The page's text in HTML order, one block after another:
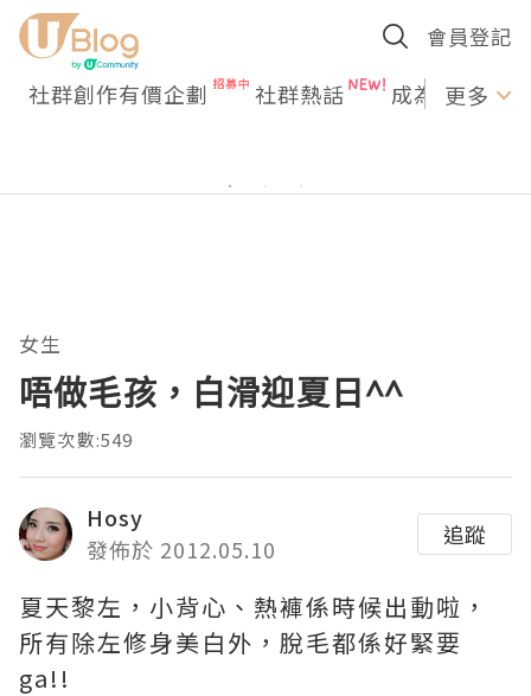
會員登記
社群創作有價企劃 社群熱話 成為U更多
女生
唔做毛孩，白滑迎夏日^^
瀏覽次數:549
Hosy
發佈於 2012.05.10
追蹤
夏天黎左，小背心、熱褲係時候出動啦，
所有除左修身美白外，脫毛都係好緊要
ga!!